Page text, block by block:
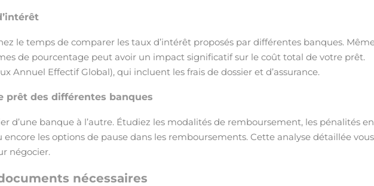
le temps de comparer les taux d’intérêt proposés par différentes banques.
de pourcentage peut avoir un impact significatif sur le coût total de votre prêt.
Annuel Effectif Global), qui incluent les frais de dossier et d’assurance.
prêt des différentes banques
d’une banque à l’autre. Étudiez les modalités de remboursement, les pénalités en
les options de pause dans les remboursements. Cette analyse détaillée vous
négocier.
nécessaires